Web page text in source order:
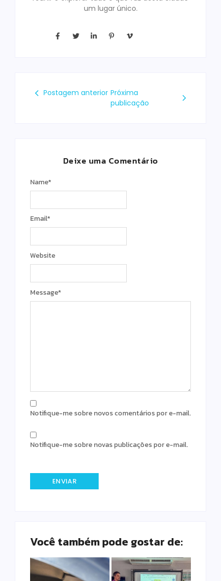
um lugar único.
Postagem anterior Próxima
publicação
Deixe uma Comentário
Message*
Name*
Email*
Website
Notifique-me sobre novos comentários por e-mail.
Notifique-me sobre novas publicações por e-mail.
Você também pode gostar de: